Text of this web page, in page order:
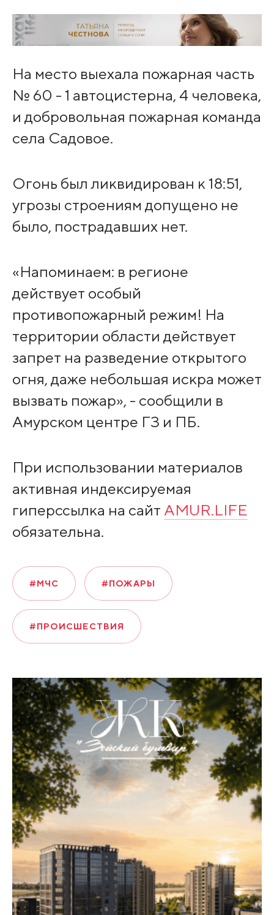
На место выехала пожарная часть
№ 60 - 1 автоцистерна, 4 человека,
и добровольная пожарная команда
села Садовое.
Огонь был ликвидирован к 18:51,
угрозы строениям допущено не
было, пострадавших нет.
«Напоминаем: в регионе
действует особый
противопожарный режим! На
территории области действует
запрет на разведение открытого
огня, даже небольшая искра может
вызвать пожар», - сообщили в
Амурском центре ГЗ и ПБ.
При использовании материалов
активная индексируемая
гиперссылка на сайт AMUR.LIFE
обязательна.
#МЧС #ПОЖАРЫ
#ПРОИСШЕСТВИЯ